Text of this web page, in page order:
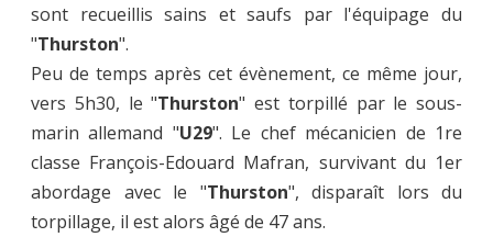
sont recueillis sains et saufs par l'équipage du
"Thurston".
Peu de temps après cet évènement, ce même jour,
vers 5h30, le "Thurston" est torpillé par le sous-
marin allemand "U29". Le chef mécanicien de 1re
classe François-Edouard Mafran, survivant du 1er
abordage avec le "Thurston", disparaît lors du
torpillage, il est alors âgé de 47 ans.